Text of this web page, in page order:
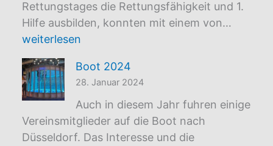
Rettungstages die Rettungsfähigkeit und 1.
Hilfe ausbilden, konnten mit einem von…
weiterlesen
Boot 2024
28. Januar 2024
Auch in diesem Jahr fuhren einige
Vereinsmitglieder auf die Boot nach
Düsseldorf. Das Interesse und die